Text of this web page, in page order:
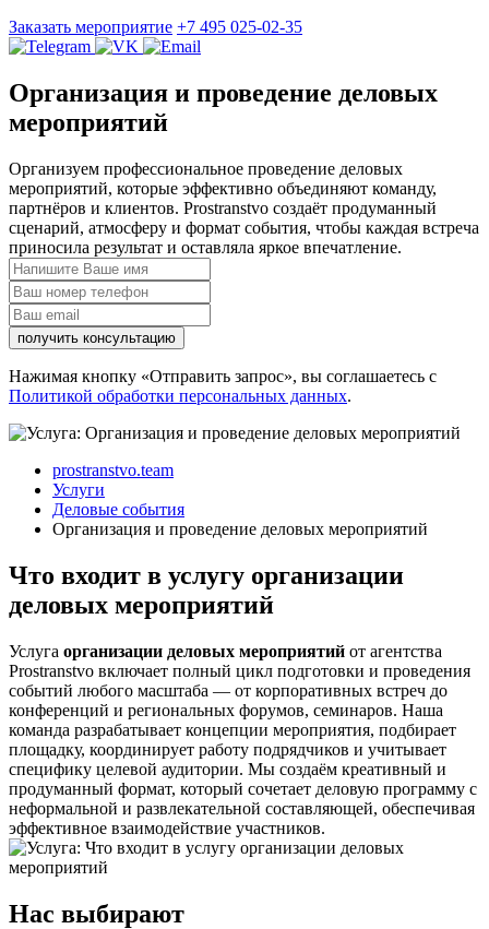
Заказать мероприятие +7 495 025-02-35
Организация и проведение деловых
мероприятий
Организуем профессиональное проведение деловых
мероприятий, которые эффективно объединяют команду,
партнёров и клиентов. Prostranstvo создаёт продуманный
сценарий, атмосферу и формат события, чтобы каждая встреча
приносила результат и оставляла яркое впечатление.
получить консультацию
Нажимая кнопку «Отправить запрос», вы соглашаетесь с
Политикой обработки персональных данных.
prostranstvo.team
Услуги
Деловые события
Организация и проведение деловых мероприятий
Что входит в услугу организации
деловых мероприятий
Услуга организации деловых мероприятий от агентства
Prostranstvo включает полный цикл подготовки и проведения
событий любого масштаба — от корпоративных встреч до
конференций и региональных форумов, семинаров. Наша
команда разрабатывает концепции мероприятия, подбирает
площадку, координирует работу подрядчиков и учитывает
специфику целевой аудитории. Мы создаём креативный и
продуманный формат, который сочетает деловую программу с
неформальной и развлекательной составляющей, обеспечивая
эффективное взаимодействие участников.
Нас выбирают